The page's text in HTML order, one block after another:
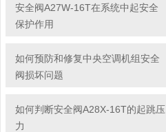
安全阀A27W-16T在系统中起安全
保护作用
如何预防和修复中央空调机组安全
阀损坏问题
如何判断安全阀A28X-16T的起跳压
力